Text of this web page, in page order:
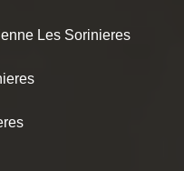
Les Sorinieres